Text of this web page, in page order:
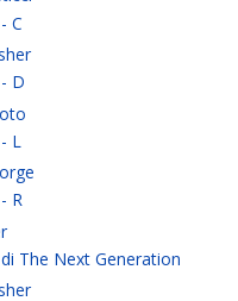
C
D
L
R
The Next Generation